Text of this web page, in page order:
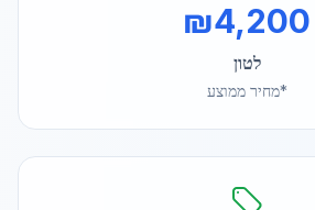
₪4,200
לטון
*מחיר ממוצע